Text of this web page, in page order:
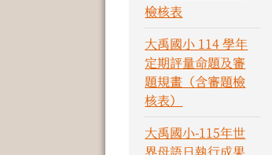
檢核表
大禹國小 114 學年
定期評量命題及審
題規畫（含審題檢
核表）
大禹國小-115年世
界母語日執行成果